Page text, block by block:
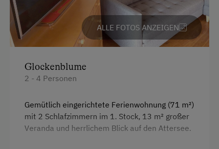
ALLE FOTOS ANZEIGEN
Glockenblume
2 - 4 Personen
Gemütlich eingerichtete Ferienwohnung (71 m²)
mit 2 Schlafzimmern im 1. Stock, 13 m² großer
Veranda und herrlichem Blick auf den Attersee.